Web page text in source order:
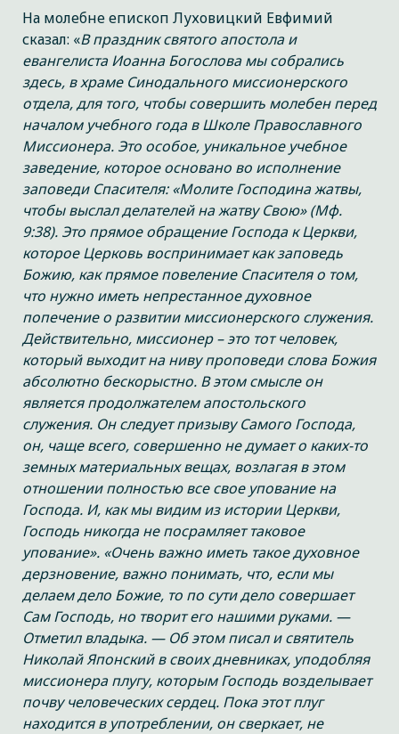
На молебне епископ Луховицкий Евфимий
сказал: «В праздник святого апостола и
евангелиста Иоанна Богослова мы собрались
здесь, в храме Синодального миссионерского
отдела, для того, чтобы совершить молебен перед
началом учебного года в Школе Православного
Миссионера. Это особое, уникальное учебное
заведение, которое основано во исполнение
заповеди Спасителя: «Молите Господина жатвы,
чтобы выслал делателей на жатву Свою» (Мф.
9:38). Это прямое обращение Господа к Церкви,
которое Церковь воспринимает как заповедь
Божию, как прямое повеление Спасителя о том,
что нужно иметь непрестанное духовное
попечение о развитии миссионерского служения.
Действительно, миссионер – это тот человек,
который выходит на ниву проповеди слова Божия
абсолютно бескорыстно. В этом смысле он
является продолжателем апостольского
служения. Он следует призыву Самого Господа,
он, чаще всего, совершенно не думает о каких-то
земных материальных вещах, возлагая в этом
отношении полностью все свое упование на
Господа. И, как мы видим из истории Церкви,
Господь никогда не посрамляет таковое
упование». «Очень важно иметь такое духовное
дерзновение, важно понимать, что, если мы
делаем дело Божие, то по сути дело совершает
Сам Господь, но творит его нашими руками. —
Отметил владыка. — Об этом писал и святитель
Николай Японский в своих дневниках, уподобляя
миссионера плугу, которым Господь возделывает
почву человеческих сердец. Пока этот плуг
находится в употреблении, он сверкает, не